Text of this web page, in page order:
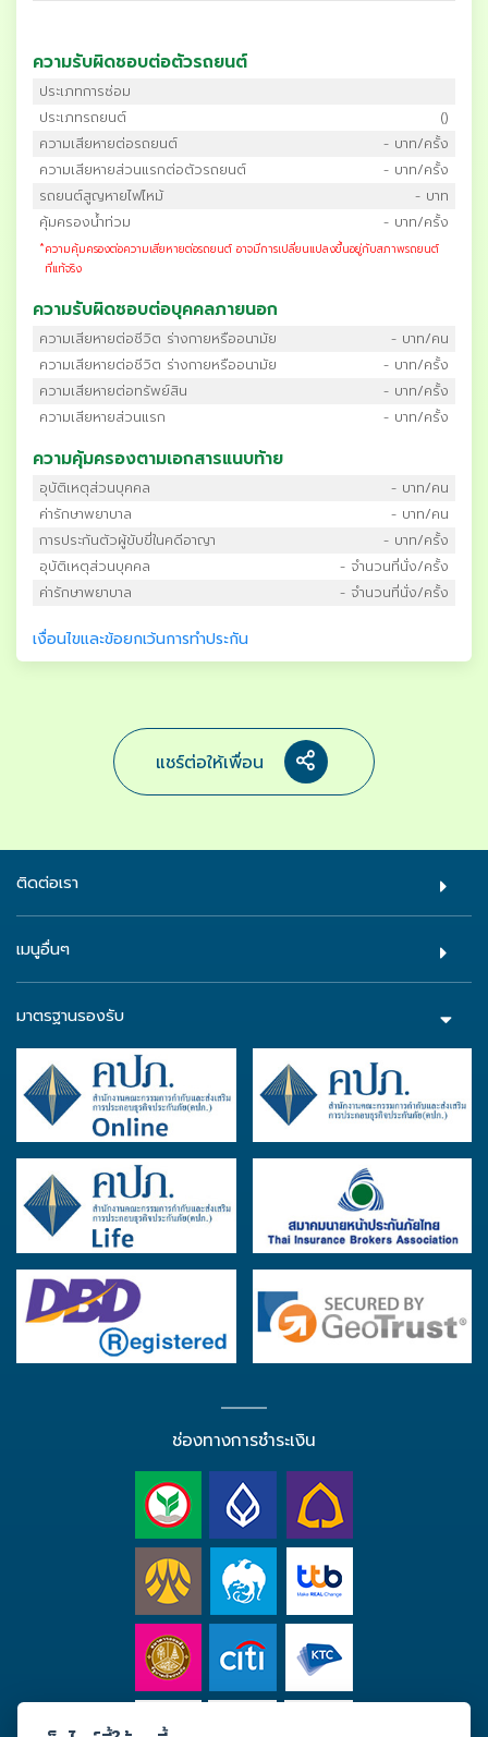
ความรับผิดชอบต่อตัวรถยนต์
ประเภทการซ่อม
ประเภทรถยนต์
()
ความเสียหายต่อรถยนต์
- บาท/ครั้ง
ความเสียหายส่วนแรกต่อตัวรถยนต์
- บาท/ครั้ง
รถยนต์สูญหายไฟไหม้
- บาท
คุ้มครองน้ำท่วม
- บาท/ครั้ง
*ความคุ้มครองต่อความเสียหายต่อรถยนต์ อาจมีการเปลี่ยนแปลงขึ้นอยู่กับสภาพรถยนต์
ที่แท้จริง
ความรับผิดชอบต่อบุคคลภายนอก
ความเสียหายต่อชีวิต ร่างกายหรืออนามัย
- บาท/คน
ความเสียหายต่อชีวิต ร่างกายหรืออนามัย
- บาท/ครั้ง
ความเสียหายต่อทรัพย์สิน
- บาท/ครั้ง
ความเสียหายส่วนแรก
- บาท/ครั้ง
ความคุ้มครองตามเอกสารแนบท้าย
อุบัติเหตุส่วนบุคคล
- บาท/คน
ค่ารักษาพยาบาล
- บาท/คน
การประกันตัวผู้ขับขี่ในคดีอาญา
- บาท/ครั้ง
อุบัติเหตุส่วนบุคคล
- จำนวนที่นั่ง/ครั้ง
ค่ารักษาพยาบาล
- จำนวนที่นั่ง/ครั้ง
เงื่อนไขและข้อยกเว้นการทำประกัน
แชร์ต่อให้เพื่อน
ติดต่อเรา
เมนูอื่นๆ
มาตรฐานรองรับ
ช่องทางการชำระเงิน